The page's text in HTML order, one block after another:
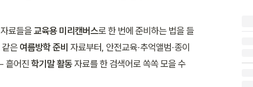
료들을 교육용 미리캔버스로 한 번에 준비하는 법을 들
은 여름방학 준비 자료부터, 안전교육·추억앨범·종이
흩어진 학기말 활동 자료를 한 검색어로 쏙쏙 모을 수